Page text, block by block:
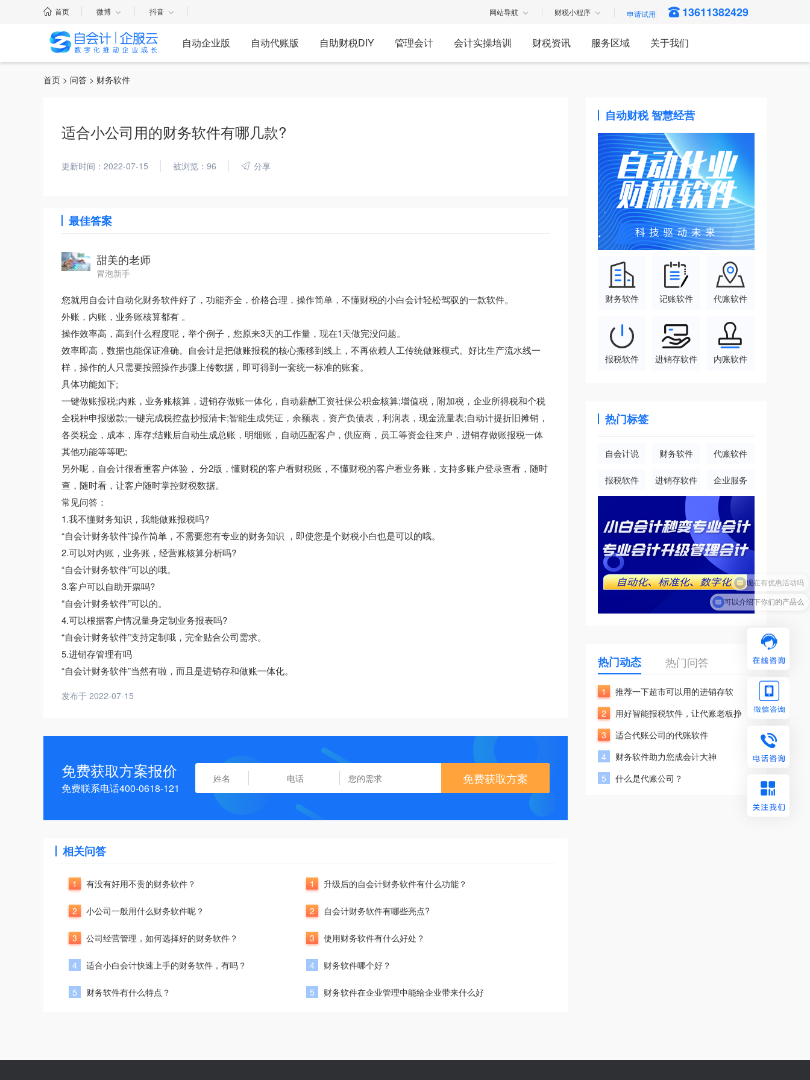
首页 微博 抖音 网站导航 财税小程序 13611382429
自动企业版 自动代账版 自助财税DIY 管理会计 会计实操培训 财税资讯 服务区域 关于我们
首页 > 问答 > 财务软件
适合小公司用的财务软件有哪几款?
更新时间：2022-07-15 被浏览：96 分享
最佳答案
甜美的老师
冒泡新手
您就用自会计自动化财务软件好了，功能齐全，价格合理，操作简单，不懂财税的小白会计轻松驾驭的一款软件。
外账，内账，业务账核算都有 。
操作效率高，高到什么程度呢，举个例子，您原来3天的工作量，现在1天做完没问题。
效率即高，数据也能保证准确。自会计是把做账报税的核心搬移到线上，不再依赖人工传统做账模式。好比生产流水线一
样，操作的人只需要按照操作步骤上传数据，即可得到一套统一标准的账套。
具体功能如下;
一键做账报税;内账，业务账核算，进销存做账一体化，自动薪酬工资社保公积金核算;增值税，附加税，企业所得税和个税
全税种申报缴款;一键完成税控盘抄报清卡;智能生成凭证，余额表，资产负债表，利润表，现金流量表;自动计提折旧摊销，
各类税金，成本，库存;结账后自动生成总账，明细账，自动匹配客户，供应商，员工等资金往来户，进销存做账报税一体
其他功能等等吧;
另外呢，自会计很看重客户体验， 分2版，懂财税的客户看财税账，不懂财税的客户看业务账，支持多账户登录查看，随时
查，随时看，让客户随时掌控财税数据。
常见问答：
1.我不懂财务知识，我能做账报税吗?
“自会计财务软件”操作简单，不需要您有专业的财务知识 ，即使您是个财税小白也是可以的哦。
2.可以对内账，业务账，经营账核算分析吗?
“自会计财务软件”可以的哦。
3.客户可以自助开票吗?
“自会计财务软件”可以的。
4.可以根据客户情况量身定制业务报表吗?
“自会计财务软件”支持定制哦，完全贴合公司需求。
5.进销存管理有吗
“自会计财务软件”当然有啦，而且是进销存和做账一体化。
发布于 2022-07-15
免费获取方案报价
免费联系电话400-0618-121
免费获取方案
相关问答
1 有没有好用不贵的财务软件？
2 小公司一般用什么财务软件呢？
3 公司经营管理，如何选择好的财务软件？
4 适合小白会计快速上手的财务软件，有吗？
5 财务软件有什么特点？
1 升级后的自会计财务软件有什么功能？
2 自会计财务软件有哪些亮点?
3 使用财务软件有什么好处？
4 财务软件哪个好？
5 财务软件在企业管理中能给企业带来什么好
自动财税 智慧经营
财务软件 记账软件 代账软件
报税软件 进销存软件 内账软件
热门标签
自会计说 财务软件 代账软件
报税软件 进销存软件 企业服务
热门动态 热门问答
1
推荐一下超市可以用的进销存软
2
用好智能报税软件，让代账老板挣
3
适合代账公司的代账软件
4
财务软件助力您成会计大神
5
什么是代账公司？
可以介绍下你们的产品么
现在有优惠活动吗